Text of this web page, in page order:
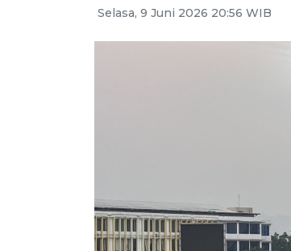
Selasa, 9 Juni 2026 20:56 WIB